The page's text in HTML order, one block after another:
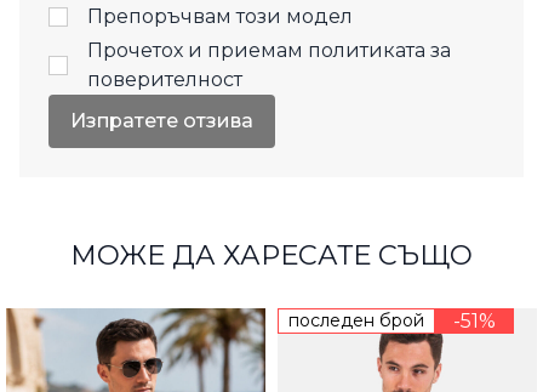
Препоръчвам този модел
Прочетох и приемам политиката за
поверителност
Изпратете отзива
МОЖЕ ДА ХАРЕСАТЕ СЪЩО
последен брой -51%